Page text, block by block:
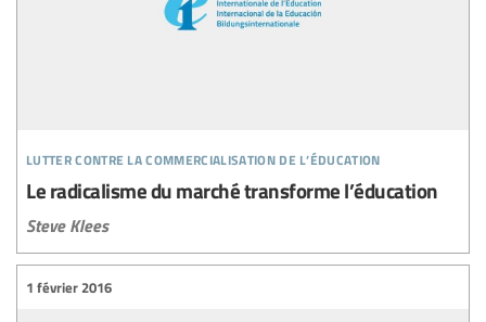
lutter contre la commercialisation de l’éducation
Le radicalisme du marché transforme l’éducation
Steve Klees
1 février 2016